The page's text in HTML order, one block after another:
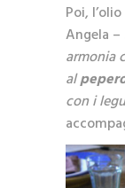
Poi,
Angela –
armonia
al
con i